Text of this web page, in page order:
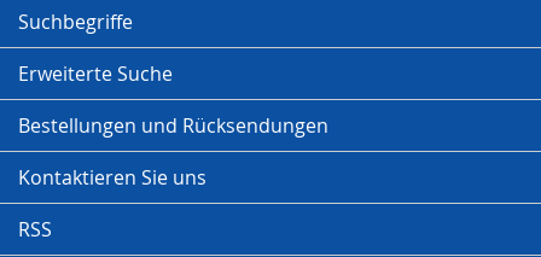
Suchbegriffe
Erweiterte Suche
Bestellungen und Rücksendungen
Kontaktieren Sie uns
RSS